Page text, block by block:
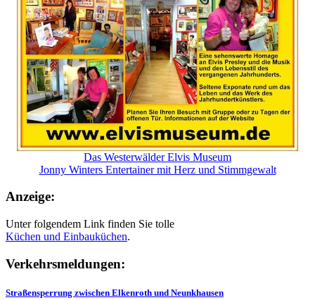
Das Westerwälder Elvis Museum
Jonny Winters Entertainer mit Herz und Stimmgewalt
Anzeige:
Unter folgendem Link finden Sie tolle
Küchen und Einbauküchen.
Verkehrsmeldungen:
Straßensperrung zwischen Elkenroth und Neunkhausen